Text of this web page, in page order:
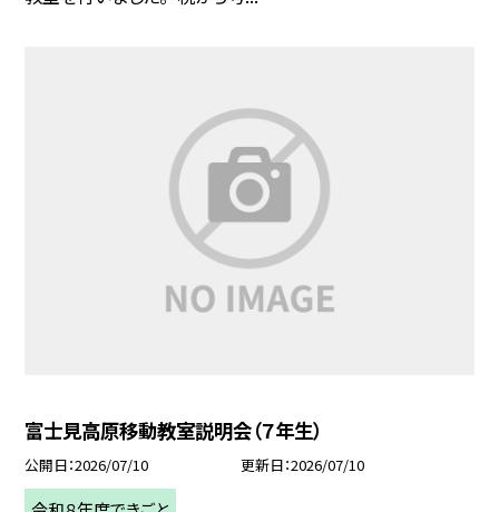
富士見高原移動教室説明会（７年生）
公開日 2026/07/10 更新日 2026/07/10